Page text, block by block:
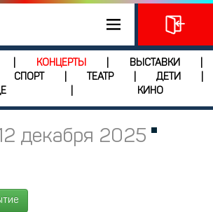
КОНЦЕРТЫ ВЫСТАВКИ
СПОРТ ТЕАТР ДЕТИ
КИНО
декабря 2025